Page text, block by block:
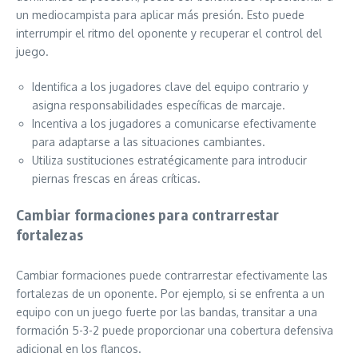
un mediocampista para aplicar más presión. Esto puede
interrumpir el ritmo del oponente y recuperar el control del
juego.
Identifica a los jugadores clave del equipo contrario y
asigna responsabilidades específicas de marcaje.
Incentiva a los jugadores a comunicarse efectivamente
para adaptarse a las situaciones cambiantes.
Utiliza sustituciones estratégicamente para introducir
piernas frescas en áreas críticas.
Cambiar formaciones para contrarrestar
fortalezas
Cambiar formaciones puede contrarrestar efectivamente las
fortalezas de un oponente. Por ejemplo, si se enfrenta a un
equipo con un juego fuerte por las bandas, transitar a una
formación 5-3-2 puede proporcionar una cobertura defensiva
adicional en los flancos.